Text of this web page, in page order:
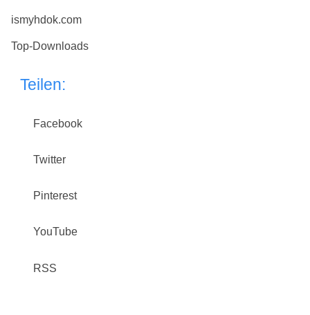
ismyhdok.com
Top-Downloads
Teilen:
Facebook
Twitter
Pinterest
YouTube
RSS